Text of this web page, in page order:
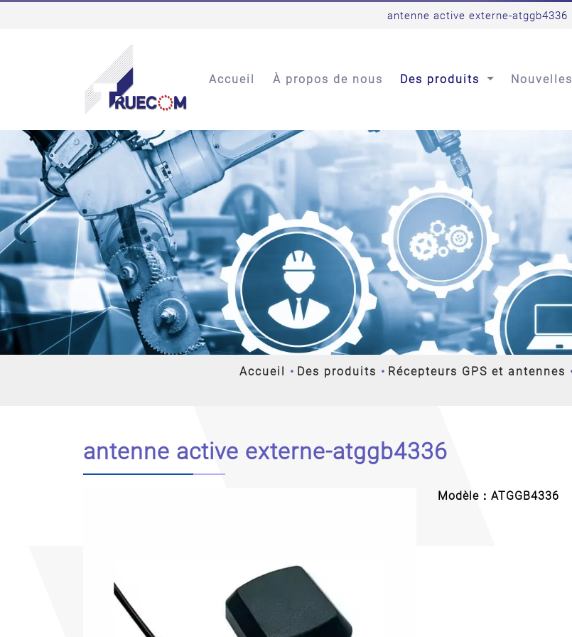
antenne active externe-atggb4336
Accueil À propos de nous Des produits Nouvelles
Accueil Des produits Récepteurs GPS et antennes
antenne active externe-atggb4336
Modèle：ATGGB4336